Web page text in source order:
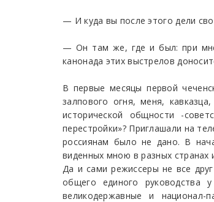
— И куда вы после этого дели
— Он там же, где и был: при
канонада этих выстрелов
В первые месяцы первой
залпового огня, меня,
исторической общности -
перестройки»? Приглашали на
россиянам было не дано. В
виденных мною в разных странах
Да и сами режиссеры не все
общего единого руководства у
великодержавные и национал-